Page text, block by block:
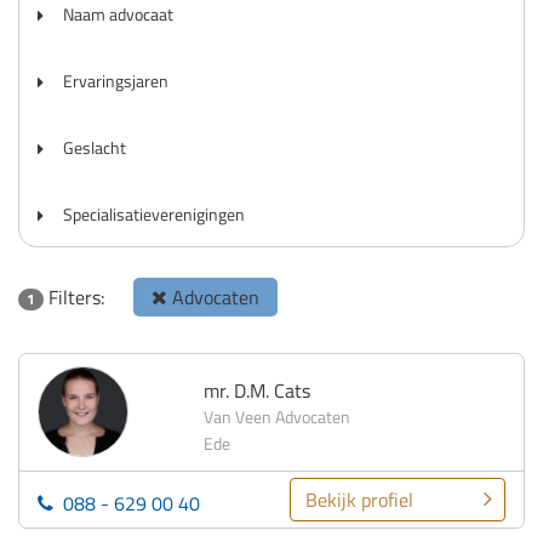
Naam advocaat
Ervaringsjaren
Geslacht
Specialisatieverenigingen
1 Filters: Advocaten
mr. D.M. Cats
Van Veen Advocaten
Ede
088 - 629 00 40 Bekijk profiel